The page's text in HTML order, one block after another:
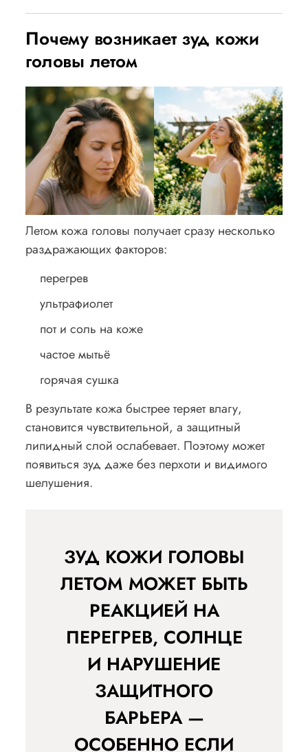
Почему возникает зуд кожи
головы летом
Летом кожа головы получает сразу несколько
раздражающих факторов:
перегрев
ультрафиолет
пот и соль на коже
частое мытьё
горячая сушка
В результате кожа быстрее теряет влагу,
становится чувствительной, а защитный
липидный слой ослабевает. Поэтому может
появиться зуд даже без перхоти и видимого
шелушения.
ЗУД КОЖИ ГОЛОВЫ
ЛЕТОМ МОЖЕТ БЫТЬ
РЕАКЦИЕЙ НА
ПЕРЕГРЕВ, СОЛНЦЕ
И НАРУШЕНИЕ
ЗАЩИТНОГО
БАРЬЕРА —
ОСОБЕННО ЕСЛИ